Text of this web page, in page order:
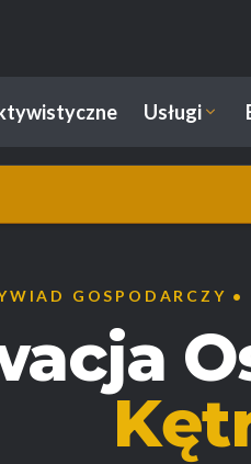
Usługi
GOSPODARCZY